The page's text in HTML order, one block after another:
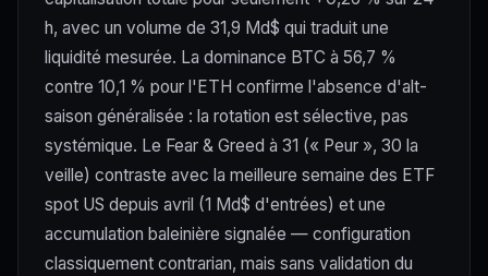
h, avec un volume de 31,9 Md$ qui traduit une
liquidité mesurée. La dominance BTC à 56,7 %
contre 10,1 % pour l'ETH confirme l'absence d'alt-
saison généralisée : la rotation est sélective, pas
systémique. Le Fear & Greed à 31 (« Peur », 30 la
veille) contraste avec la meilleure semaine des ETF
spot US depuis avril (1 Md$ d'entrées) et une
accumulation baleinière signalée — configuration
classiquement contrarian, mais sans validation du